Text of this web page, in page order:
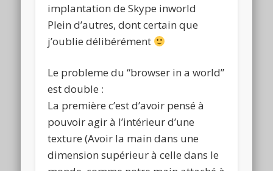
implantation de Skype inworld
Plein d’autres, dont certain que
j’oublie délibérément
Le probleme du “browser in a world”
est double :
La première c’est d’avoir pensé à
pouvoir agir à l’intérieur d’une
texture (Avoir la main dans une
dimension supérieur à celle dans le